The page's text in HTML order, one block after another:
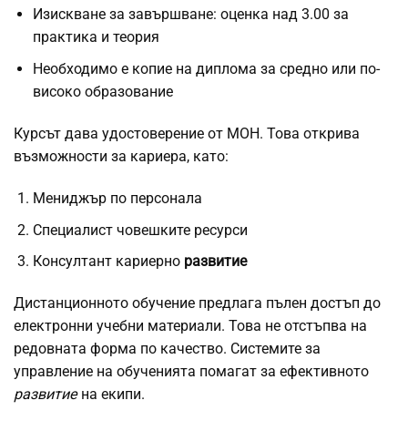
Изискване за завършване: оценка над 3.00 за
практика и теория
Необходимо е копие на диплома за средно или по-
високо образование
Курсът дава удостоверение от МОН. Това открива
възможности за кариера, като:
Мениджър по персонала
Специалист човешките ресурси
Консултант кариерно развитие
Дистанционното обучение предлага пълен достъп до
електронни учебни материали. Това не отстъпва на
редовната форма по качество. Системите за
управление на обученията помагат за ефективното
развитиена екипи.